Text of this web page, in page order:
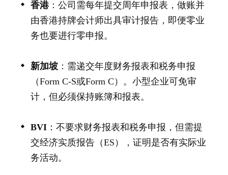
香港：公司需每年提交周年申报表，做账并
由香港持牌会计师出具审计报告，即便零业
务也要进行零申报。
新加坡：需递交年度财务报表和税务申报
（Form C-S或Form C）。小型企业可免审
计，但必须保持账簿和报表。
BVI：不要求财务报表和税务申报，但需提
交经济实质报告（ES），证明是否有实际业
务活动。